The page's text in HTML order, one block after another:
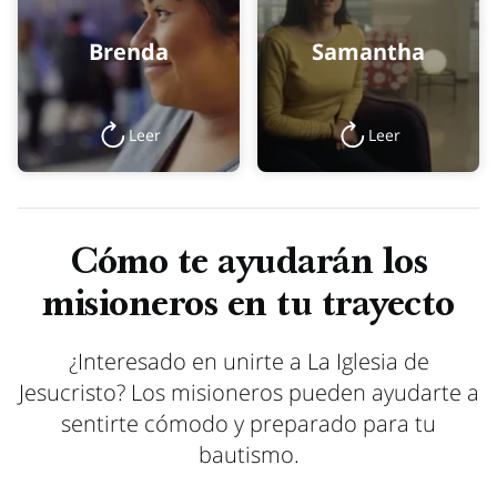
Brenda
Leer
Samantha
Leer
Cómo te ayudarán los
misioneros en tu trayecto
¿Interesado en unirte a La Iglesia de
Jesucristo? Los misioneros pueden ayudarte a
sentirte cómodo y preparado para tu
bautismo.